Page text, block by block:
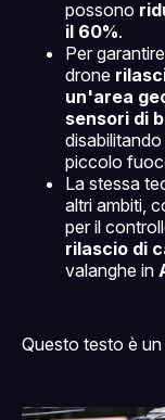
possono
il 60%.
Per
drone
un'area
sensori di
piccolo
La stessa
altri ambiti,
per il
rilascio di
valanghe in
Questo testo è